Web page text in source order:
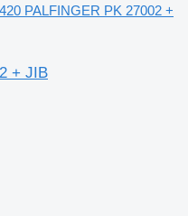
PALFINGER PK 27002 +
+ JIB